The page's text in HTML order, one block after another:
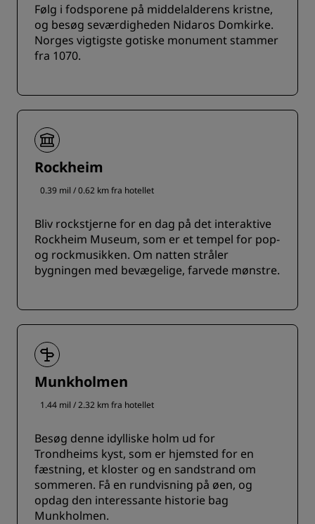
Følg i fodsporene på middelalderens kristne,
og besøg seværdigheden Nidaros Domkirke.
Norges vigtigste gotiske monument stammer
fra 1070.
Rockheim
0.39 mil / 0.62 km fra hotellet
Bliv rockstjerne for en dag på det interaktive
Rockheim Museum, som er et tempel for pop-
og rockmusikken. Om natten stråler
bygningen med bevægelige, farvede mønstre.
Munkholmen
1.44 mil / 2.32 km fra hotellet
Besøg denne idylliske holm ud for
Trondheims kyst, som er hjemsted for en
fæstning, et kloster og en sandstrand om
sommeren. Få en rundvisning på øen, og
opdag den interessante historie bag
Munkholmen.